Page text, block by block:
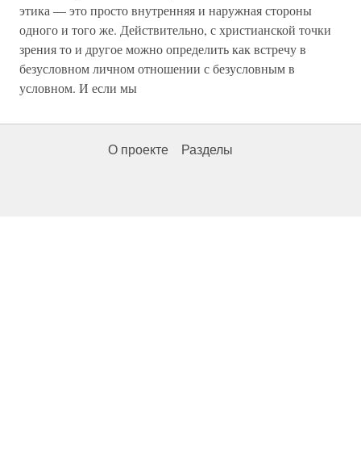
этика — это просто внутренняя и наружная стороны
одного и того же. Действительно, с христианской точки
зрения то и другое можно определить как встречу в
безусловном личном отношении с безусловным в
условном. И если мы
О проекте Разделы